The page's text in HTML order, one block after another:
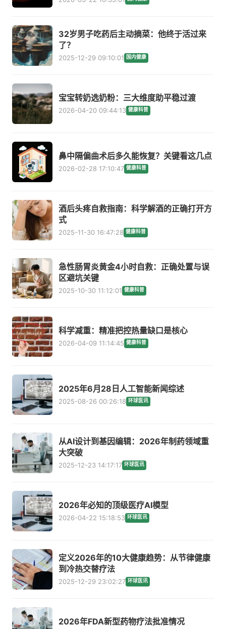
32岁男子吃药后主动摘菜：他终于活过来
了？
2025-12-29 09:10:01 国内健康
宝宝转奶选奶粉：三大维度助平稳过渡
2026-04-20 09:44:13 健康科普
鼻中隔偏曲术后多久能恢复？关键看这几点
2026-02-28 17:10:47 健康科普
酒后头疼自救指南：科学解酒的正确打开方
式
2025-11-30 16:47:28 健康科普
急性肠胃炎黄金4小时自救：正确处置与误
区避坑关键
2025-10-30 11:12:01 健康科普
科学减重：精准把控热量缺口是核心
2026-04-09 11:14:45 健康科普
2025年6月28日人工智能新闻综述
2025-08-26 00:26:18 环球医讯
从AI设计到基因编辑：2026年制药领域重
大突破
2025-12-23 14:17:17 环球医讯
2026年必知的顶级医疗AI模型
2026-04-22 15:18:53 环球医讯
定义2026年的10大健康趋势：从节律健康
到冷热交替疗法
2025-12-29 23:02:27 环球医讯
2026年FDA新型药物疗法批准情况